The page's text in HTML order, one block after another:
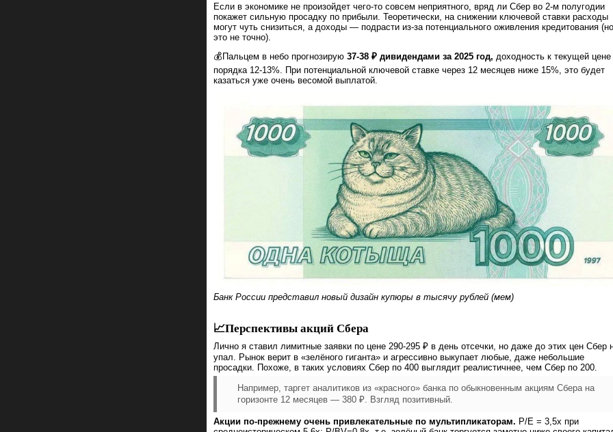
Если в экономике не произойдет чего-то совсем неприятного, вряд ли Сбер во 2-м полугодии
покажет сильную просадку по прибыли. Теоретически, на снижении ключевой ставки расходы
могут чуть снизиться, а доходы — подрасти из-за потенциального оживления кредитования (но
это не точно).
💰Пальцем в небо прогнозирую 37-38 ₽ дивидендами за 2025 год, доходность к текущей цене
порядка 12-13%. При потенциальной ключевой ставке через 12 месяцев ниже 15%, это будет
казаться уже очень весомой выплатой.
Банк России представил новый дизайн купюры в тысячу рублей (мем)
📈Перспективы акций Сбера
Лично я ставил лимитные заявки по цене 290-295 ₽ в день отсечки, но даже до этих цен Сбер
упал. Рынок верит в «зелёного гиганта» и агрессивно выкупает любые, даже небольшие
просадки. Похоже, в таких условиях Сбер по 400 выглядит реалистичнее, чем Сбер по 200.
Например, таргет аналитиков из «красного» банка по обыкновенным акциям Сбера на
горизонте 12 месяцев — 380 ₽. Взгляд позитивный.
Акции по-прежнему очень привлекательные по мультипликаторам. P/E = 3,5x при